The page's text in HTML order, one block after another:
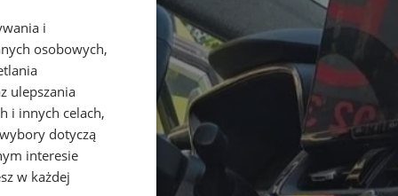
i
osobowych,
ulepszania
i innych celach,
dotyczą
interesie
w każdej